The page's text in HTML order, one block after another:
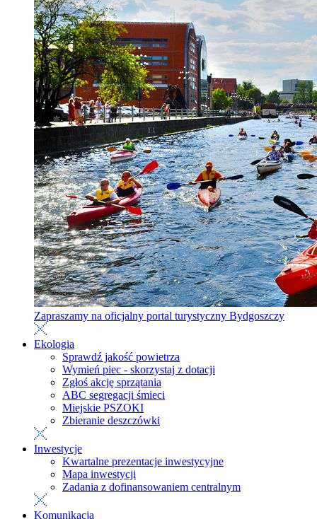
Zapraszamy na oficjalny portal turystyczny Bydgoszczy
Ekologia
Sprawdź jakość powietrza
Wymień piec - skorzystaj z dotacji
Zgłoś akcję sprzątania
ABC segregacji śmieci
Miejskie PSZOKI
Zbieranie deszczówki
Inwestycje
Kwartalne prezentacje inwestycyjne
Mapa inwestycji
Zadania z dofinansowaniem centralnym
Komunikacja